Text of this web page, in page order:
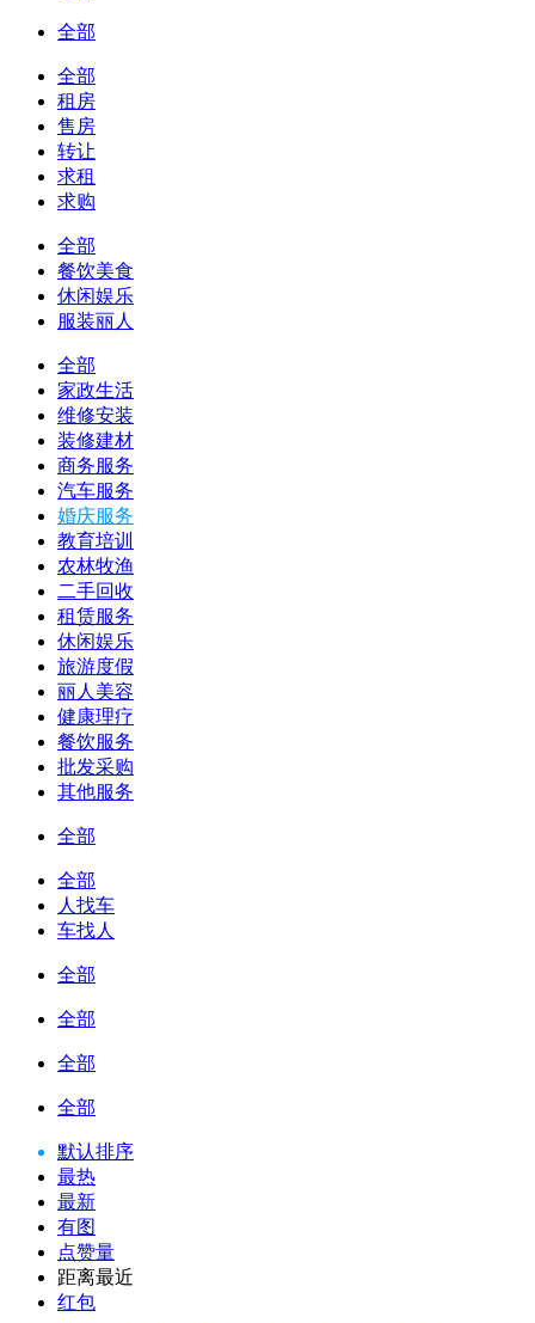
全部
全部
租房
售房
转让
求租
求购
全部
餐饮美食
休闲娱乐
服装丽人
全部
家政生活
维修安装
装修建材
商务服务
汽车服务
婚庆服务
教育培训
农林牧渔
二手回收
租赁服务
休闲娱乐
旅游度假
丽人美容
健康理疗
餐饮服务
批发采购
其他服务
全部
全部
人找车
车找人
全部
全部
全部
全部
默认排序
最热
最新
有图
点赞量
距离最近
红包